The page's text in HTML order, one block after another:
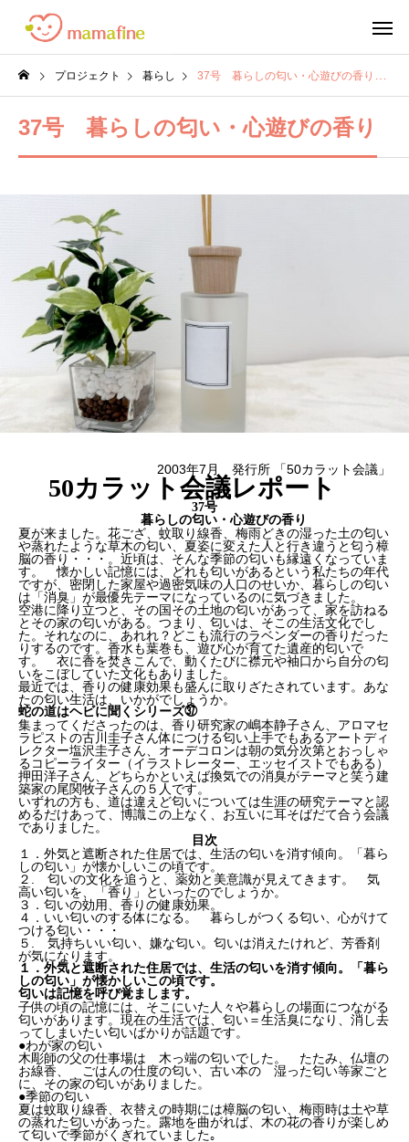
プロジェクト 暮らし 37号 暮らしの匂い・心遊びの香り
37号 暮らしの匂い・心遊びの香り
2003年7月 発行所 「50カラット会議」
50カラット会議レポート
37号
暮らしの匂い・心遊びの香り
夏が来ました。花ござ、蚊取り線香、梅雨どきの湿った土の匂い
や蒸れたような草木の匂い、夏姿に変えた人と行き違うと匂う樟
脳の香り・・・。近頃は、そんな季節の匂いも縁遠くなっていま
す。 懐かしい記憶には、どれも匂いがあるという私たちの年代
ですが、密閉した家屋や過密気味の人口のせいか、暮らしの匂い
は「消臭」が最優先テーマになっているのに気づきました。
空港に降り立つと、その国その土地の匂いがあって、家を訪ねる
とその家の匂いがある。つまり、匂いは、そこの生活文化でし
た。それなのに、あれれ？どこも流行のラベンダーの香りだった
りするのです。香水も葉巻も、遊び心が育てた遺産的匂いで
す。 衣に香を焚きこんで、動くたびに襟元や袖口から自分の匂
いをこぼしていた文化もありました。
最近では、香りの健康効果も盛んに取りざたされています。あな
たの匂い生活は、いかがでしょうか。
蛇の道はヘビに聞くシリーズ㊲
集まってくださったのは、香り研究家の嶋本静子さん、アロマセ
ラピストの古川圭子さん体につける匂い上手でもあるアートディ
レクター塩沢圭子さん、オーデコロンは朝の気分次第とおっしゃ
るコピーライター（イラストレーター、エッセイストでもある）
押田洋子さん、どちらかといえば換気での消臭がテーマと笑う建
築家の尾関牧子さんの５人です。
いずれの方も、道は違えど匂いについては生涯の研究テーマと認
めるだけあって、博識この上なく、お互いに耳そばだて合う会議
でありました。
目次
１．外気と遮断された住居では、生活の匂いを消す傾向。「暮ら
しの匂い」が懐かしいこの頃です。
２. 匂いの文化を追うと、薬効と美意識が見えてきます。 気
高い匂いを、「香り」といったのでしょうか。
３．匂いの効用、香りの健康効果。
４．いい匂いのする体になる。 暮らしがつくる匂い、心がけて
つける匂い・・・
５. 気持ちいい匂い、嫌な匂い。匂いは消えたけれど、芳香剤
が気になります。
１．外気と遮断された住居では、生活の匂いを消す傾向。「暮ら
しの匂い」が懐かしいこの頃です。
匂いは記憶を呼び覚まします。
子供の頃の記憶には、そこにいた人々や暮らしの場面につながる
匂いがあります。現在の生活では、匂い＝生活臭になり、消し去
ってしまいたい匂いばかりが話題です。
●わが家の匂い
木彫師の父の仕事場は 木っ端の匂いでした。 たたみ、仏壇の
お線香、 ごはんの仕度の匂い、古い本の 湿った匂い等家ごと
に、その家の匂いがありました。
●季節の匂い
夏は蚊取り線香、衣替えの時期には樟脳の匂い、梅雨時は土や草
の蒸れた匂いがあった。露地を曲がれば、木の花の香りが楽しめ
て匂いで季節がくぎれていました｡